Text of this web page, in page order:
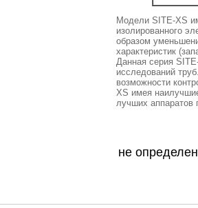
Модели SITE-XS
изолированного
образом
характеристик
Данная серия
исследований
возможности
XS имея
лучших аппаратов
не